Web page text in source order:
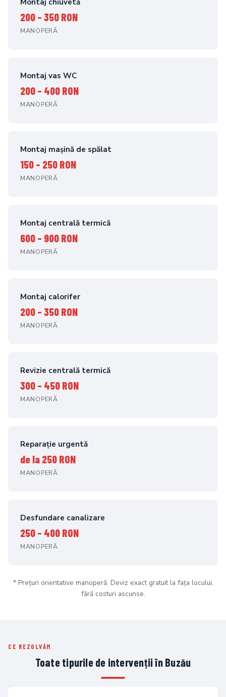
200 – 350 RON
MANOPERĂ
Montaj vas WC
200 – 400 RON
MANOPERĂ
Montaj mașină de spălat
150 – 250 RON
MANOPERĂ
Montaj centrală termică
600 – 900 RON
MANOPERĂ
Montaj calorifer
200 – 350 RON
MANOPERĂ
Revizie centrală termică
300 – 450 RON
MANOPERĂ
Reparație urgentă
de la 250 RON
MANOPERĂ
Desfundare canalizare
250 – 400 RON
MANOPERĂ
* Prețuri orientative manoperă. Deviz exact gratuit la fața locului,
fără costuri ascunse.
CE REZOLVĂM
Toate tipurile de intervenții în Buzău